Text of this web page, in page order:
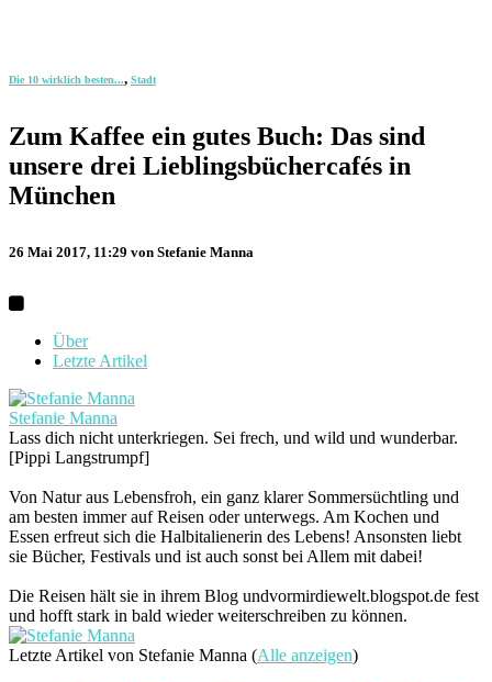
Die 10 wirklich besten..., Stadt
Zum Kaffee ein gutes Buch: Das sind
unsere drei Lieblingsbüchercafés in
München
26 Mai 2017, 11:29 von Stefanie Manna
Über
Letzte Artikel
Stefanie Manna
Lass dich nicht unterkriegen. Sei frech, und wild und wunderbar.
[Pippi Langstrumpf]
Von Natur aus Lebensfroh, ein ganz klarer Sommersüchtling und
am besten immer auf Reisen oder unterwegs. Am Kochen und
Essen erfreut sich die Halbitalienerin des Lebens! Ansonsten liebt
sie Bücher, Festivals und ist auch sonst bei Allem mit dabei!
Die Reisen hält sie in ihrem Blog undvormirdiewelt.blogspot.de fest
und hofft stark in bald wieder weiterschreiben zu können.
Letzte Artikel von Stefanie Manna (Alle anzeigen)